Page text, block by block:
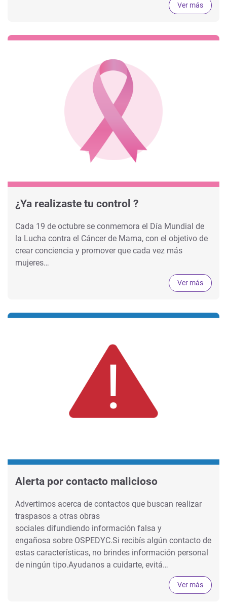
Ver más
¿Ya realizaste tu control ?
Cada 19 de octubre se conmemora el Día Mundial de
la Lucha contra el Cáncer de Mama, con el objetivo de
crear conciencia y promover que cada vez más
mujeres…
Ver más
Alerta por contacto malicioso
Advertimos acerca de contactos que buscan realizar
traspasos a otras obras
sociales difundiendo información falsa y
engañosa sobre OSPEDYC.Si recibís algún contacto de
estas características, no brindes información personal
de ningún tipo.Ayudanos a cuidarte, evitá…
Ver más